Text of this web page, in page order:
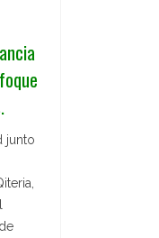
junto